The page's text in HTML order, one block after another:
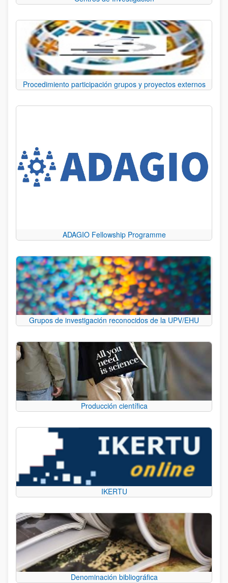
Procedimiento participación grupos y proyectos externos
ADAGIO Fellowship Programme
Grupos de investigación reconocidos de la UPV/EHU
Producción científica
IKERTU
Denominación bibliográfica